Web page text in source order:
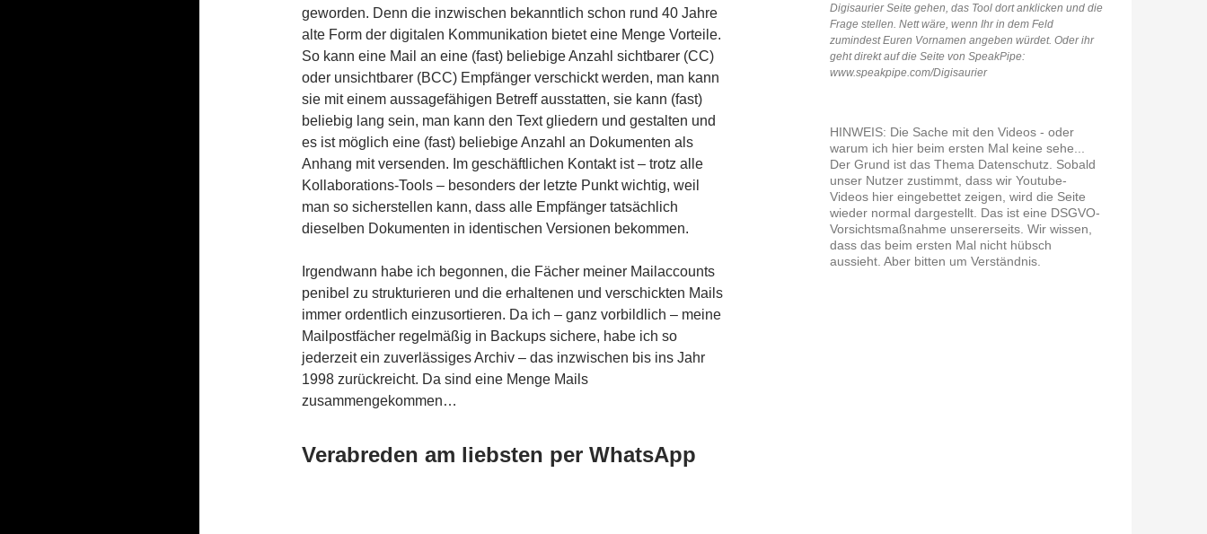
geworden. Denn die inzwischen bekanntlich schon rund 40 Jahre
alte Form der digitalen Kommunikation bietet eine Menge Vorteile.
So kann eine Mail an eine (fast) beliebige Anzahl sichtbarer (CC)
oder unsichtbarer (BCC) Empfänger verschickt werden, man kann
sie mit einem aussagefähigen Betreff ausstatten, sie kann (fast)
beliebig lang sein, man kann den Text gliedern und gestalten und
es ist möglich eine (fast) beliebige Anzahl an Dokumenten als
Anhang mit versenden. Im geschäftlichen Kontakt ist – trotz alle
Kollaborations-Tools – besonders der letzte Punkt wichtig, weil
man so sicherstellen kann, dass alle Empfänger tatsächlich
dieselben Dokumenten in identischen Versionen bekommen.
Irgendwann habe ich begonnen, die Fächer meiner Mailaccounts
penibel zu strukturieren und die erhaltenen und verschickten Mails
immer ordentlich einzusortieren. Da ich – ganz vorbildlich – meine
Mailpostfächer regelmäßig in Backups sichere, habe ich so
jederzeit ein zuverlässiges Archiv – das inzwischen bis ins Jahr
1998 zurückreicht. Da sind eine Menge Mails
zusammengekommen…
Verabreden am liebsten per WhatsApp
Digisaurier Seite gehen, das Tool dort anklicken und die
Frage stellen. Nett wäre, wenn Ihr in dem Feld
zumindest Euren Vornamen angeben würdet. Oder ihr
geht direkt auf die Seite von SpeakPipe:
www.speakpipe.com/Digisaurier
HINWEIS: Die Sache mit den Videos - oder
warum ich hier beim ersten Mal keine sehe...
Der Grund ist das Thema Datenschutz. Sobald
unser Nutzer zustimmt, dass wir Youtube-
Videos hier eingebettet zeigen, wird die Seite
wieder normal dargestellt. Das ist eine DSGVO-
Vorsichtsmaßnahme unsererseits. Wir wissen,
dass das beim ersten Mal nicht hübsch
aussieht. Aber bitten um Verständnis.